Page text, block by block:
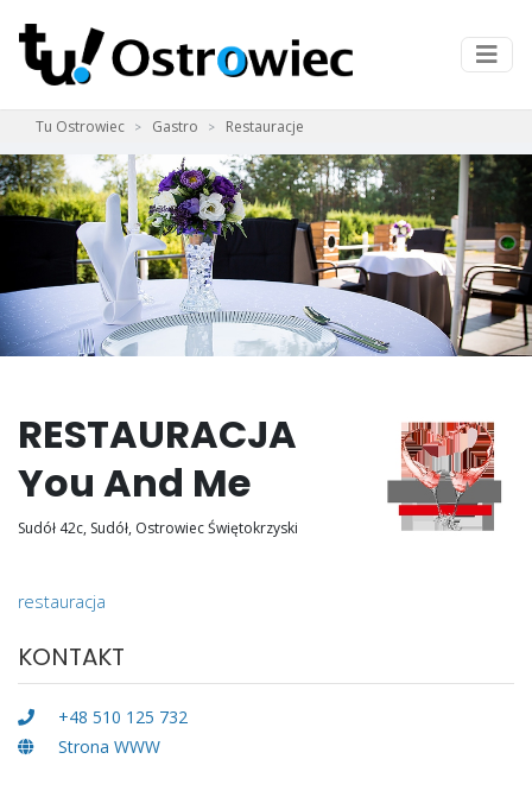
Tu Ostrowiec Gastro Restauracje
RESTAURACJA
You And Me
Sudół 42c, Sudół, Ostrowiec Świętokrzyski
restauracja
KONTAKT
+48 510 125 732
Strona WWW